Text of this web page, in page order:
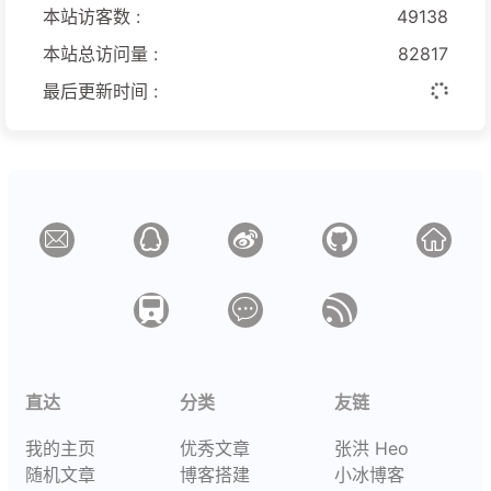
本站访客数 :
49138
本站总访问量 :
82817
最后更新时间 :
直达
我的主页
随机文章
分类
优秀文章
博客搭建
友链
张洪 Heo
小冰博客